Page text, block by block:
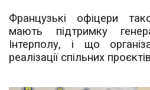
Французькі офіцери
мають підтримку
Інтерполу, і що
реалізації спільних